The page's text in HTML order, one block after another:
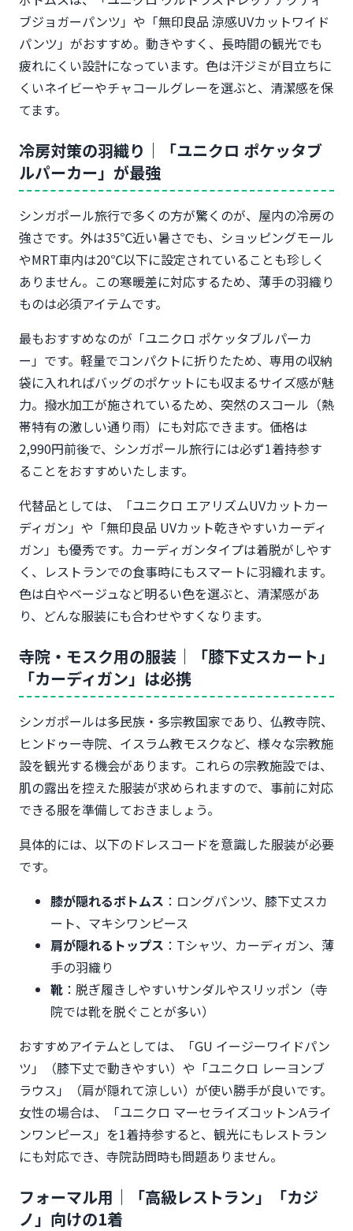
ブジョガーパンツ」や「無印良品 涼感UVカットワイド
パンツ」がおすすめ。動きやすく、長時間の観光でも
疲れにくい設計になっています。色は汗ジミが目立ちに
くいネイビーやチャコールグレーを選ぶと、清潔感を保
てます。
冷房対策の羽織り｜「ユニクロ ポケッタブ
ルパーカー」が最強
シンガポール旅行で多くの方が驚くのが、屋内の冷房の
強さです。外は35℃近い暑さでも、ショッピングモール
やMRT車内は20℃以下に設定されていることも珍しく
ありません。この寒暖差に対応するため、薄手の羽織り
ものは必須アイテムです。
最もおすすめなのが「ユニクロ ポケッタブルパーカ
ー」です。軽量でコンパクトに折りたため、専用の収納
袋に入れればバッグのポケットにも収まるサイズ感が魅
力。撥水加工が施されているため、突然のスコール（熱
帯特有の激しい通り雨）にも対応できます。価格は
2,990円前後で、シンガポール旅行には必ず1着持参す
ることをおすすめいたします。
代替品としては、「ユニクロ エアリズムUVカットカー
ディガン」や「無印良品 UVカット乾きやすいカーディ
ガン」も優秀です。カーディガンタイプは着脱がしやす
く、レストランでの食事時にもスマートに羽織れます。
色は白やベージュなど明るい色を選ぶと、清潔感があ
り、どんな服装にも合わせやすくなります。
寺院・モスク用の服装｜「膝下丈スカート」
「カーディガン」は必携
シンガポールは多民族・多宗教国家であり、仏教寺院、
ヒンドゥー寺院、イスラム教モスクなど、様々な宗教施
設を観光する機会があります。これらの宗教施設では、
肌の露出を控えた服装が求められますので、事前に対応
できる服を準備しておきましょう。
具体的には、以下のドレスコードを意識した服装が必要
です。
膝が隠れるボトムス ：ロングパンツ、膝下丈スカ
ート、マキシワンピース
肩が隠れるトップス ：Tシャツ、カーディガン、薄
手の羽織り
靴 ：脱ぎ履きしやすいサンダルやスリッポン（寺
院では靴を脱ぐことが多い）
おすすめアイテムとしては、「GU イージーワイドパン
ツ」（膝下丈で動きやすい）や「ユニクロ レーヨンブ
ラウス」（肩が隠れて涼しい）が使い勝手が良いです。
女性の場合は、「ユニクロ マーセライズコットンAライ
ンワンピース」を1着持参すると、観光にもレストラン
にも対応でき、寺院訪問時も問題ありません。
フォーマル用｜「高級レストラン」「カジ
ノ」向けの1着